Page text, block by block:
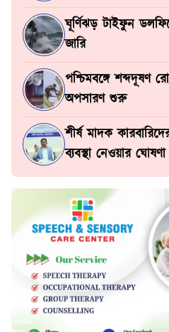
ঘূর্ণিঝড় টাইফুন
জারি
পশ্চিমবঙ্গে শব্দদূষণ
অপসারণ শুরু
শীর্ষ মাদক
ব্যবস্থা নেওয়ার ঘোষণা